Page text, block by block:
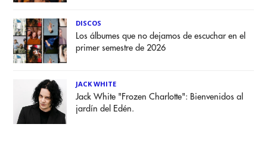
DISCOS
Los álbumes que no dejamos de escuchar en el
primer semestre de 2026
JACK WHITE
Jack White "Frozen Charlotte": Bienvenidos al
jardín del Edén.